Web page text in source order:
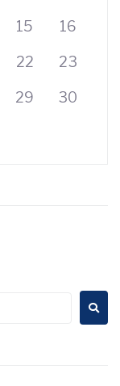
15 16
22 23
29 30